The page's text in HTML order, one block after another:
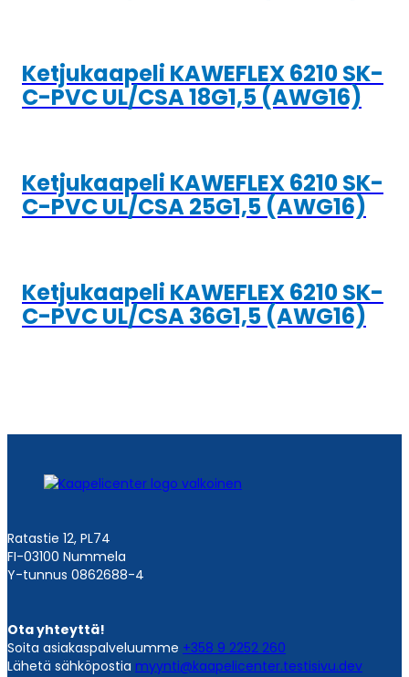
Ketjukaapeli KAWEFLEX 6210 SK-
C-PVC UL/CSA 18G1,5 (AWG16)
Ketjukaapeli KAWEFLEX 6210 SK-
C-PVC UL/CSA 25G1,5 (AWG16)
Ketjukaapeli KAWEFLEX 6210 SK-
C-PVC UL/CSA 36G1,5 (AWG16)
Ratastie 12, PL74
FI-03100 Nummela
Y-tunnus 0862688-4
Ota yhteyttä!
Soita asiakaspalveluumme +358 9 2252 260
Lähetä sähköpostia myynti@kaapelicenter.testisivu.dev